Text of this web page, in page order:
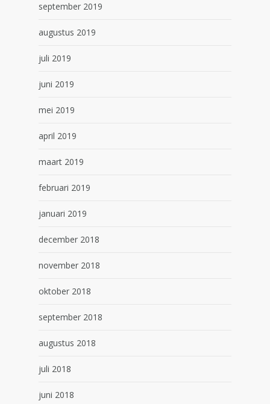
september 2019
augustus 2019
juli 2019
juni 2019
mei 2019
april 2019
maart 2019
februari 2019
januari 2019
december 2018
november 2018
oktober 2018
september 2018
augustus 2018
juli 2018
juni 2018